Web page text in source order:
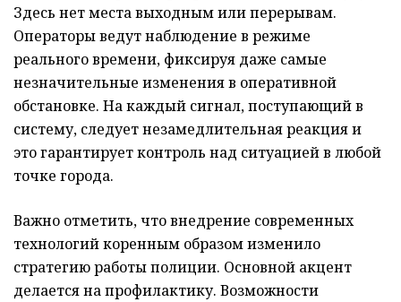
Здесь нет места выходным или перерывам.
Операторы ведут наблюдение в режиме
реального времени, фиксируя даже самые
незначительные изменения в оперативной
обстановке. На каждый сигнал, поступающий в
систему, следует незамедлительная реакция и
это гарантирует контроль над ситуацией в любой
точке города.
Важно отметить, что внедрение современных
технологий коренным образом изменило
стратегию работы полиции. Основной акцент
делается на профилактику. Возможности